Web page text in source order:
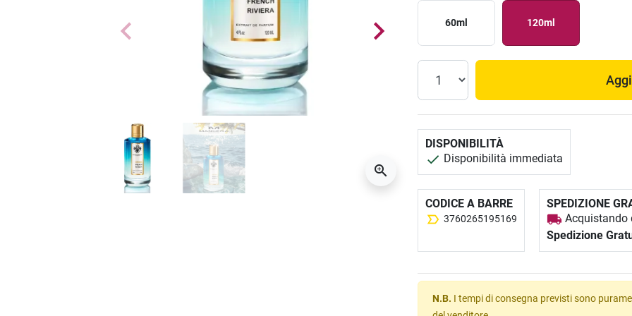
60ml 120ml
DISPONIBILITÀ
Disponibilità immediata
CODICE A BARRE
3760265195169
SPEDIZIONE
Acquistando
Spedizione
N.B. I tempi di consegna previsti sono